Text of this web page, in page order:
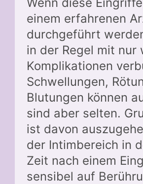
einem erfahrenen
durchgeführt
in der Regel mit nur
Komplikationen
Schwellungen,
Blutungen können
sind aber selten.
ist davon
der Intimbereich in
Zeit nach einem
sensibel auf